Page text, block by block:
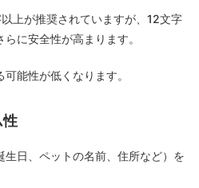
上が推奨されていますが、12文字
に安全性が高まります。
能性が低くなります。
性
日、ペットの名前、住所など）を